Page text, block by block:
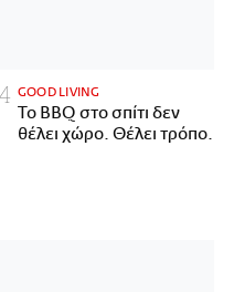
GOOD LIVING
Το BBQ στο σπίτι δεν
θέλει χώρο. Θέλει τρόπο.